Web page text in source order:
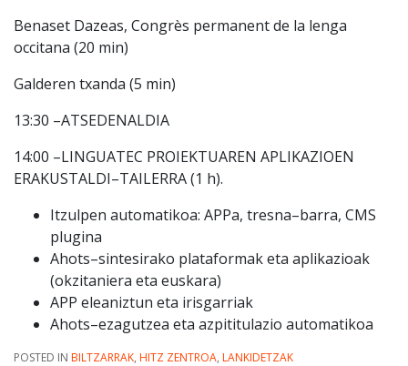
Benaset Dazeas, Congrès permanent de la lenga
occitana (20 min)
Galderen txanda (5 min)
13:30 –ATSEDENALDIA
14:00 –LINGUATEC PROIEKTUAREN APLIKAZIOEN
ERAKUSTALDI–TAILERRA (1 h).
Itzulpen automatikoa: APPa, tresna–barra, CMS
plugina
Ahots–sintesirako plataformak eta aplikazioak
(okzitaniera eta euskara)
APP eleaniztun eta irisgarriak
Ahots–ezagutzea eta azpititulazio automatikoa
POSTED IN BILTZARRAK, HITZ ZENTROA, LANKIDETZAK